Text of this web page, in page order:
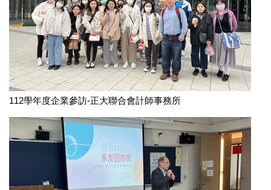
112學年度企業參訪-正大聯合會計師事務所